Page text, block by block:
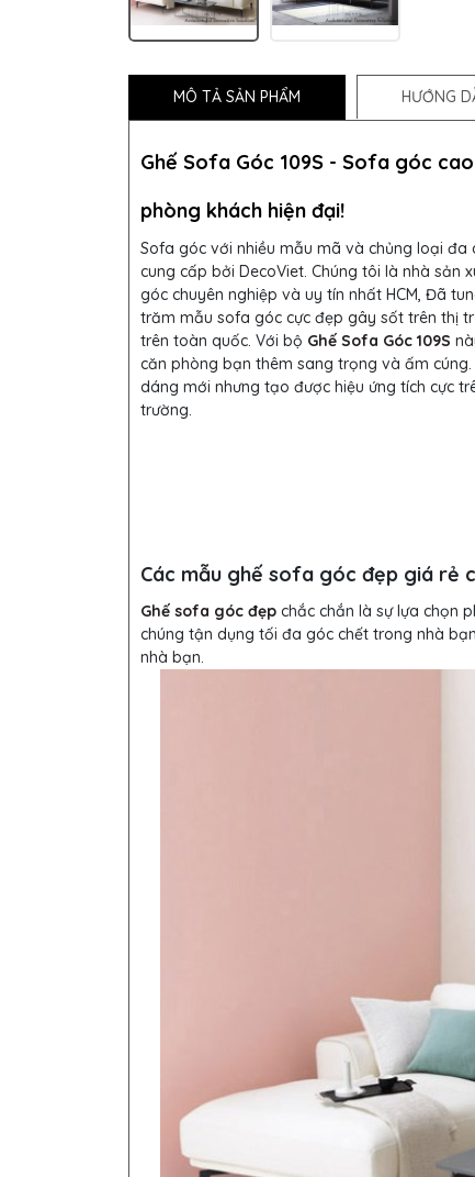
MÔ TẢ SẢN PHẨM HƯỚNG
Ghế Sofa Góc 109S - Sofa góc
phòng khách hiện đại!
Sofa góc với nhiều mẫu mã và chủng loại đa
cung cấp bởi DecoViet. Chúng tôi là nhà sản
góc chuyên nghiệp và uy tín nhất HCM, Đã
trăm mẫu sofa góc cực đẹp gây sốt trên thị
trên toàn quốc. Với bộ Ghế Sofa Góc 109S
căn phòng bạn thêm sang trọng và ấm
dáng mới nhưng tạo được hiệu ứng tích cực
trường.
Các mẫu ghế sofa góc đẹp giá rẻ
Ghế sofa góc đẹp chắc chắn là sự lựa chọn
chúng tận dụng tối đa góc chết trong nhà
nhà bạn.